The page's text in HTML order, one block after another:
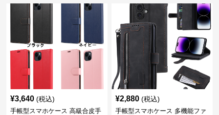
¥3,640 (税込)
手帳型スマホケース 高級合皮手
¥2,880 (税込)
手帳型スマホケース 多機能ファ